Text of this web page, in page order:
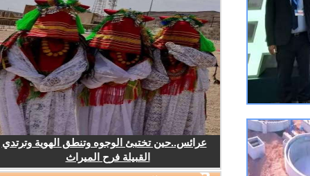
عرائس..حين تختبئ الوجوه وتنطق الهوية وترتدي
القبيلة فرح الميراث